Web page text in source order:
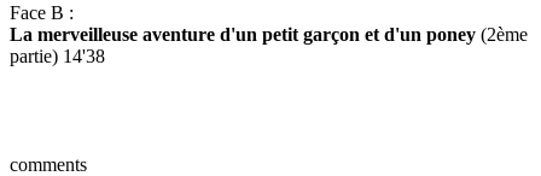
Face B :
La merveilleuse aventure d'un petit garçon et d'un poney (2ème
partie) 14'38
comments